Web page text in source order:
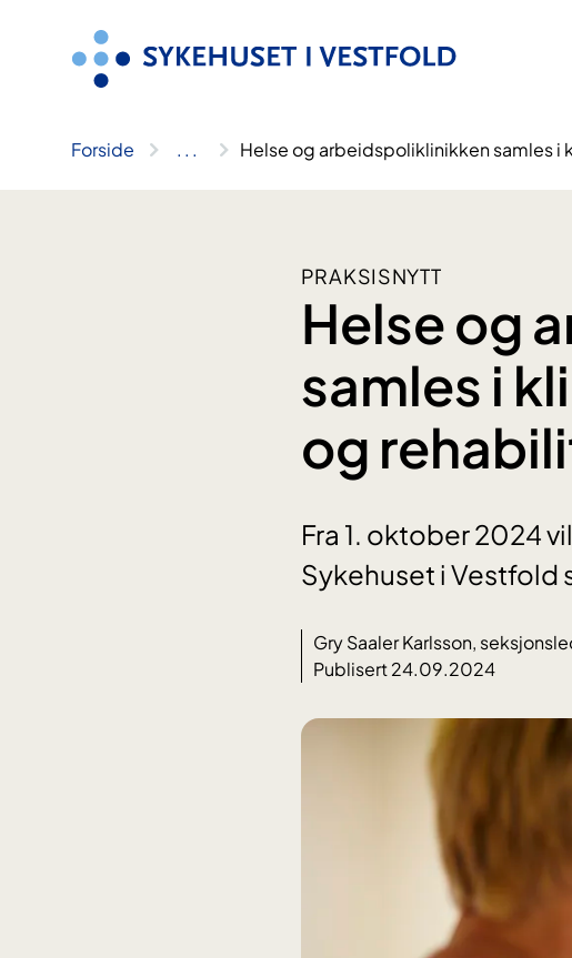
Forside .. . Helse og arbeidspoliklinikken samles
PRAKSISNYTT
Helse og
samles i
og
Fra 1. oktober 2024
Sykehuset i Vestfold
Gry Saaler Karlsson,
Publisert 24.09.2024